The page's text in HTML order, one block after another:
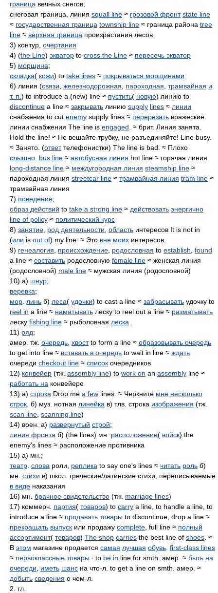
граница вечных снегов;
снеговая граница, линия squall line ≈ грозовой фронт state line
≈ государственная граница township line ≈ граница района tree
line ≈ верхняя граница произрастания лесов
3) контур, очертания
4) (the Line) экватор to cross the Line ≈ пересечь экватор
5) морщина;
складка( кожи) to take lines ≈ покрываться морщинами
6) линия (связи железнодорожная пароходная трамвайная и
т. п. ) to introduce a (new) line ≈ пустить( новую) линию to
discontinue a line ≈ закрывать линию supply lines ≈ линии
снабжения to cut enemy supply lines ≈ перерезать вражеские
линии снабжения The line is engaged . ≈ брит. Линия занята.
Hold the line! ≈ Не вешайте трубку, не разъединяйте! Line busy.
≈ Занято. (ответтелефонистки) The line is bad. ≈ Плохо
слышно bus line ≈ автобусная линия hot line ≈ горячая линия
long-distance line ≈ междугородная линия steamship line ≈
пароходная линия streetcar line ≈ трамвайная линия tram line ≈
трамвайная линия
7) поведение;
образ действий to take a strong line ≈ действовать энергично
line of policy ≈ политический курс
8) занятие род деятельности область интересов It is not in
(или is out of) my line. ≈ Это вне моих интересов.
9) генеалогия происхождение родословная to establish found
a line ≈ составить родословную female line ≈ женская линия
(родословной) male line ≈ мужская линия (родословной)
10) а) шнур;
веревка;
мор линь б) леса( удочки) to cast a line ≈ забрасывать удочку to
reel in a line ≈ наматывать леску to reel out a line ≈ разматывать
леску fishing line ≈ рыболовная леска
11) ряд;
амер. тж. очередь хвостto form a line ≈ образовывать очередь
to get into line ≈ вставать в очередь to wait in line ≈ ждать
очереди checkout line ≈ список очередников
12) конвейер (тж. assembly line) to work on an assembly line ≈
работать на конвейере
13) а) строка Drop me a few lines. ≈ Черкните мне несколько
строк . б) муз. нотная линейка в) тлв. строка изображения (тж.
scan line scanning line)
14) воен. а) развернутый строй;
линия фронта б) (the lines) мн. расположение( войск) the
enemy's lines ≈ расположение противника
15) а) мн.;
театр слова роли, реплика to say one's lines ≈ читать роль б)
мн. стихи в) школ. греческие/латинские стихи, переписываемые
в виде наказания
16) мн. брачное свидетельство (тж. marriage lines)
17) коммерч. партия( товаров) to carry a line, to handle a line, to
introduce a line ≈ продавать товары to discontinue, drop a line ≈
прекращать выпуск или продажу complete , full line ≈ полный
ассортимент( товаров) The shop carries the best line of shoes . ≈
В этом магазине продается самая лучшая обувь first-class lines
≈ первоклассные товары ∙ to be in line for smth. амер. ≈ быть на
очереди
иметь шанс на что-л. to get a line on smth. амер. ≈
добыть сведения о чем-л.
2. гл.